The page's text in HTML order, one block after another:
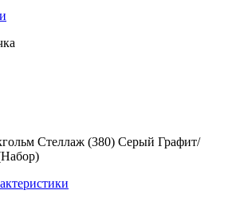
Стеллаж (380) Серый Графит/